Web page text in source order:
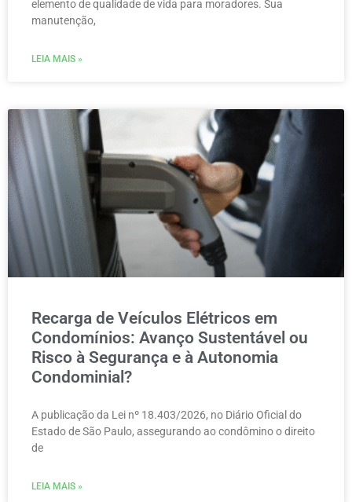
elemento de qualidade de vida para moradores. Sua
manutenção,
LEIA MAIS »
Recarga de Veículos Elétricos em
Condomínios: Avanço Sustentável ou
Risco à Segurança e à Autonomia
Condominial?
A publicação da Lei nº 18.403/2026, no Diário Oficial do
Estado de São Paulo, assegurando ao condômino o direito
de
LEIA MAIS »